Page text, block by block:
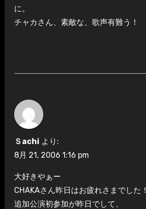
に。
チャカさん、素敵な、歌声有難う！
Ｓachi より:
8月 21, 2006 1:16 pm
大好きやぁー
CHAKAさん昨日はお疲れさまでした！
追加公演初参加が昨日でして、